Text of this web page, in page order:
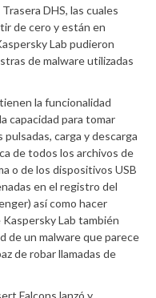
DHS, las cuales
de cero y están en
Lab pudieron
de malware utilizadas
la funcionalidad
capacidad para tomar
carga y descarga
de todos los archivos de
o de los dispositivos USB
en el registro del
así como hacer
Lab también
de un malware que parece
de robar llamadas de
Falcons lanzó y